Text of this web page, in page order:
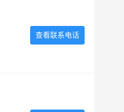
查看联系电话